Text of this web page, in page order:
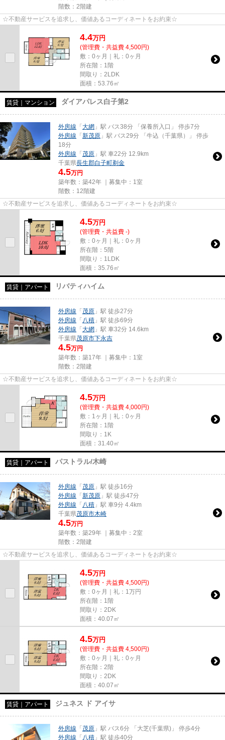
階数：2階建
☆不動産サービスを追求し、価値あるコーディネートをお約束☆
4.4万円
(管理費・共益費 4,500円)
敷：0ヶ月｜礼：0ヶ月
所在階：1階
間取り：2LDK
面積：53.76㎡
賃貸｜マンション ダイアパレス白子第2
外房線 「大網 」駅 バス38分 「保養所入口」 停歩7分
外房線 「新茂原 」駅 バス29分 「牛込（千葉県）」 停歩
18分
外房線 「茂原 」駅 車22分 12.9km
千葉県長生郡白子町剃金
4.5万円
築年数：築42年 ｜募集中： 1室
階数：12階建
☆不動産サービスを追求し、価値あるコーディネートをお約束☆
4.5万円
(管理費・共益費 -)
敷：0ヶ月｜礼：0ヶ月
所在階：5階
間取り：1LDK
面積：35.76㎡
賃貸｜アパート リバティハイム
外房線 「茂原 」駅 徒歩27分
外房線 「 八積 」駅 徒歩69分
外房線 「大網 」駅 車32分 14.6km
千葉県茂原市下永吉
4.5万円
築年数：築17年 ｜募集中： 1室
階数：2階建
☆不動産サービスを追求し、価値あるコーディネートをお約束☆
4.5万円
(管理費・共益費 4,000円)
敷：1ヶ月｜礼：0ヶ月
所在階：1階
間取り：1K
面積：31.40㎡
賃貸｜アパート パストラル/木崎
外房線 「茂原 」駅 徒歩16分
外房線 「新茂原 」駅 徒歩47分
外房線 「 八積 」駅 車9分 4.4km
千葉県茂原市木崎
4.5万円
築年数：築29年 ｜募集中： 2室
階数：2階建
☆不動産サービスを追求し、価値あるコーディネートをお約束☆
4.5万円
(管理費・共益費 4,500円)
敷：0ヶ月｜礼：1万円
所在階：1階
間取り：2DK
面積：40.07㎡
4.5万円
(管理費・共益費 4,500円)
敷：0ヶ月｜礼：0ヶ月
所在階：2階
間取り：2DK
面積：40.07㎡
賃貸｜アパート ジュネス ド アイサ
外房線 「茂原 」駅 バス6分 「大芝(千葉県)」 停歩4分
外房線 「 八積 」駅 徒歩40分